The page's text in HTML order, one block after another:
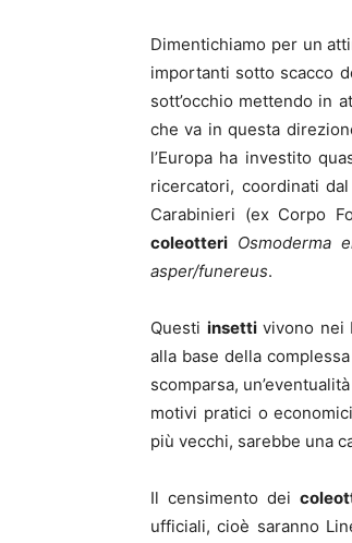
Dimentichiamo per un
importanti sotto scacco
sott’occhio mettendo in
che va in questa
l’Europa ha investito
ricercatori, coordinati
Carabinieri (ex Corpo
coleotteri Osmoderma
asper/funereus.
Questi insettivivono nei
alla base della
scomparsa,
motivi pratici o
più vecchi, sarebbe una
Il censimento dei
ufficiali, cioè saranno